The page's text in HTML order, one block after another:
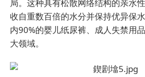
局。这种具有松散网络结构的亲水
收自重数百倍的水分并保持优异保
内90%的婴儿纸尿裤、成人失禁用
大领域。